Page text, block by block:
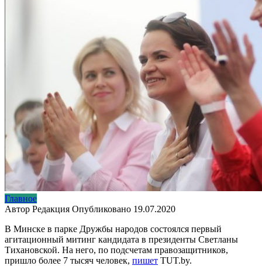
Главное
Автор Редакция Опубликовано 19.07.2020
В Минске в парке Дружбы народов состоялся первый
агитационный митинг кандидата в президенты Светланы
Тихановской. На него, по подсчетам правозащитников,
пришло более 7 тысяч человек, пишет TUT.by.